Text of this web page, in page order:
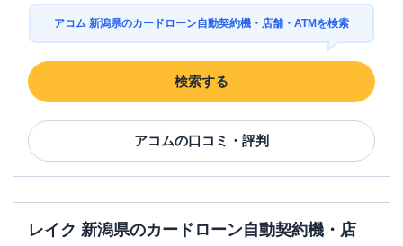
アコム 新潟県のカードローン自動契約機・店舗・ATMを検索
検索する
アコムの口コミ・評判
レイク 新潟県のカードローン自動契約機・店